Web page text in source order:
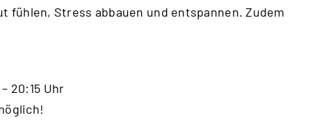
fühlen, Stress abbauen und entspannen. Zudem
20:15 Uhr